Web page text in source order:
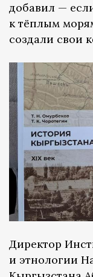
добавил —
к тёплым
создали свои
Директор
и этнологии